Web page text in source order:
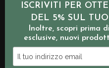
ISCRIVITI PER
DEL 5% SUL
Inoltre, scopri prima
esclusive, nuovi
tuo